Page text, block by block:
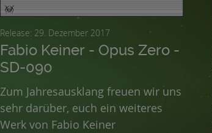
Release: 29. Dezember 2017
Fabio Keiner - Opus Zero -
SD-090
Zum Jahresausklang freuen wir uns
sehr darüber, euch ein weiteres
Werk von Fabio Keiner